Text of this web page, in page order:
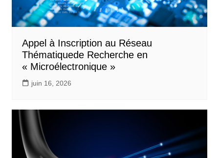
Appel à Inscription au Réseau
Thématiquede Recherche en
« Microélectronique »
juin 16, 2026